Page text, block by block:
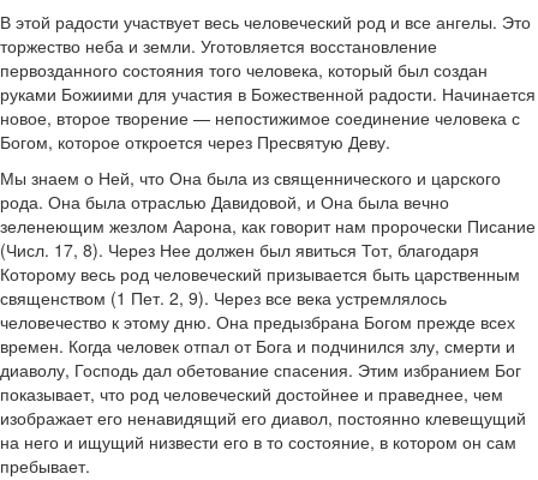
В этой радости участвует весь человеческий род и все ангелы. Это
торжество неба и земли. Уготовляется восстановление
первозданного состояния того человека, который был создан
руками Божиими для участия в Божественной радости. Начинается
новое, второе творение — непостижимое соединение человека с
Богом, которое откроется через Пресвятую Деву.
Мы знаем о Ней, что Она была из священнического и царского
рода. Она была отраслью Давидовой, и Она была вечно
зеленеющим жезлом Аарона, как говорит нам пророчески Писание
(Числ. 17, 8). Через Нее должен был явиться Тот, благодаря
Которому весь род человеческий призывается быть царственным
священством (1 Пет. 2, 9). Через все века устремлялось
человечество к этому дню. Она предызбрана Богом прежде всех
времен. Когда человек отпал от Бога и подчинился злу, смерти и
диаволу, Господь дал обетование спасения. Этим избранием Бог
показывает, что род человеческий достойнее и праведнее, чем
изображает его ненавидящий его диавол, постоянно клевещущий
на него и ищущий низвести его в то состояние, в котором он сам
пребывает.